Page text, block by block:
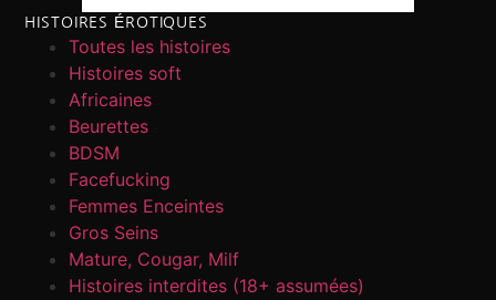
HISTOIRES ÉROTIQUES
Toutes les histoires
Histoires soft
Africaines
Beurettes
BDSM
Facefucking
Femmes Enceintes
Gros Seins
Mature, Cougar, Milf
Histoires interdites (18+ assumées)